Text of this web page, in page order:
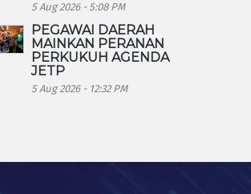
5 Aug 2026 - 5:08 PM
PEGAWAI DAERAH
MAINKAN PERANAN
PERKUKUH AGENDA
JETP
5 Aug 2026 - 12:32 PM